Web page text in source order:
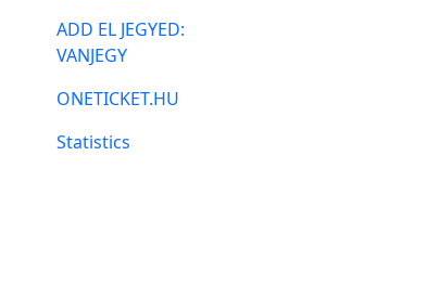
ADD EL JEGYED:
VANJEGY
ONETICKET.HU
Statistics